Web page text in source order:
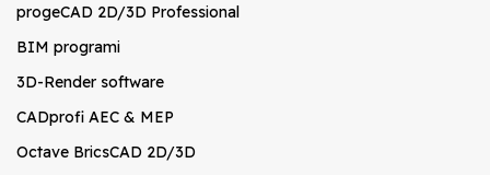
progeCAD 2D/3D Professional
BIM programi
3D-Render software
CADprofi AEC & MEP
Octave BricsCAD 2D/3D